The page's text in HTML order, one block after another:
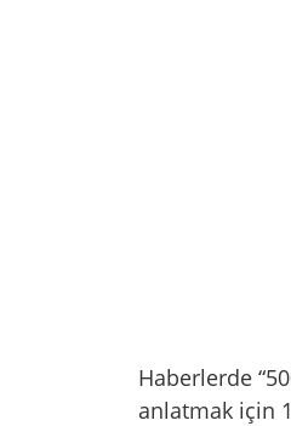
Haberlerde
anlatmak için